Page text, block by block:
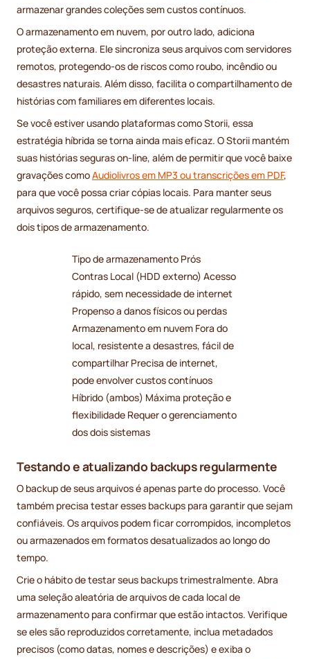
armazenar grandes coleções sem custos contínuos.
O armazenamento em nuvem, por outro lado, adiciona
proteção externa. Ele sincroniza seus arquivos com servidores
remotos, protegendo-os de riscos como roubo, incêndio ou
desastres naturais. Além disso, facilita o compartilhamento de
histórias com familiares em diferentes locais.
Se você estiver usando plataformas como Storii, essa
estratégia híbrida se torna ainda mais eficaz. O Storii mantém
suas histórias seguras on-line, além de permitir que você baixe
gravações comoAudiolivros em MP3 ou transcrições em PDF,
para que você possa criar cópias locais. Para manter seus
arquivos seguros, certifique-se de atualizar regularmente os
dois tipos de armazenamento.
Tipo de armazenamento Prós
Contras Local (HDD externo) Acesso
rápido, sem necessidade de internet
Propenso a danos físicos ou perdas
Armazenamento em nuvem Fora do
local, resistente a desastres, fácil de
compartilhar Precisa de internet,
pode envolver custos contínuos
Híbrido (ambos) Máxima proteção e
flexibilidade Requer o gerenciamento
dos dois sistemas
Testando e atualizando backups regularmente
O backup de seus arquivos é apenas parte do processo. Você
também precisa testar esses backups para garantir que sejam
confiáveis. Os arquivos podem ficar corrompidos, incompletos
ou armazenados em formatos desatualizados ao longo do
tempo.
Crie o hábito de testar seus backups trimestralmente. Abra
uma seleção aleatória de arquivos de cada local de
armazenamento para confirmar que estão intactos. Verifique
se eles são reproduzidos corretamente, inclua metadados
precisos (como datas, nomes e descrições) e exiba o